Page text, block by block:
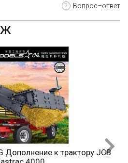
? Вопрос–ответ
Дополнение к трактору JCB